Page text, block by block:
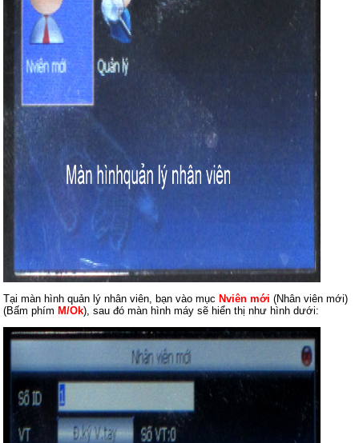
Tại màn hình quản lý nhân viên, bạn vào mục Nviên mới (Nhân viên mới)
(Bấm phím M/Ok), sau đó màn hình máy sẽ hiển thị như hình dưới: